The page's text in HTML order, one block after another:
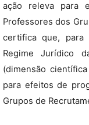
ação releva para
Professores dos
certifica que,
Regime Jurídico
(dimensão
para efeitos de
Grupos de